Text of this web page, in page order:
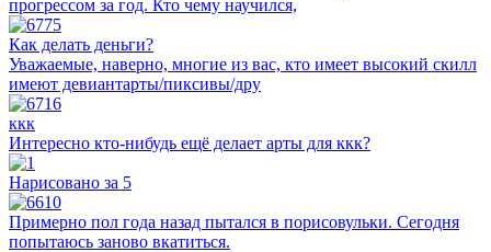
прогрессом за год. Кто чему научился,
Как делать деньги?
Уважаемые, наверно, многие из вас, кто имеет высокий скилл
имеют девиантарты/пиксивы/дру
ккк
Интересно кто-нибудь ещё делает арты для ккк?
Нарисовано за 5
Примерно пол года назад пытался в порисовульки. Сегодня
попытаюсь заново вкатиться.